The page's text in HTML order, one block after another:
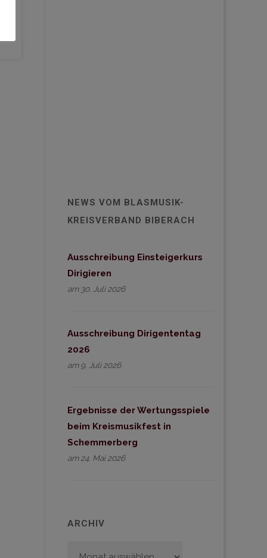
NEWS VOM BLASMUSIK-
KREISVERBAND BIBERACH
Ausschreibung Einsteigerkurs
Dirigieren
am 30. Juli 2026
Ausschreibung Dirigententag
2026
am 9. Juli 2026
Ergebnisse der Wertungsspiele
beim Kreismusikfest in
Schemmerberg
am 24. Mai 2026
ARCHIV